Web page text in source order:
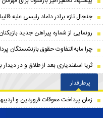
جنجال تازه برادر داماد رئیسی علیه
رونمایی از شماره پیراهن جدید
چرا مابه‌التفاوت حقوق بازنشستگان
ثریا اسفندیاری بعد از طلاق و در دیدار
پرطرفدار
زمان پرداخت معوقات فروردین و